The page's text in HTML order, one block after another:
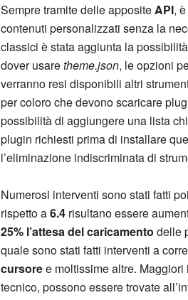
Sempre tramite delle appositeAPI,
contenuti personalizzati senza la
classici è stata aggiunta la
dover usaretheme.json, le opzioni
verranno resi disponibili altri
per coloro che devono scaricare
possibilità di aggiungere una lista
plugin richiesti prima di installare
l’eliminazione indiscriminata di
Numerosi interventi sono stati fatti
rispetto a6.4 risultano essere
25% l’attesa del caricamento delle
quale sono stati fatti interventi a
cursoree moltissime altre.
tecnico, possono essere trovate